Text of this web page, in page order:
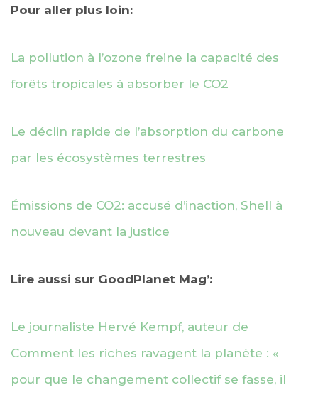
Pour aller plus loin:
La pollution à l’ozone freine la capacité des
forêts tropicales à absorber le CO2
Le déclin rapide de l’absorption du carbone
par les écosystèmes terrestres
Émissions de CO2: accusé d’inaction, Shell à
nouveau devant la justice
Lire aussi sur GoodPlanet Mag’:
Le journaliste Hervé Kempf, auteur de
Comment les riches ravagent la planète : «
pour que le changement collectif se fasse, il